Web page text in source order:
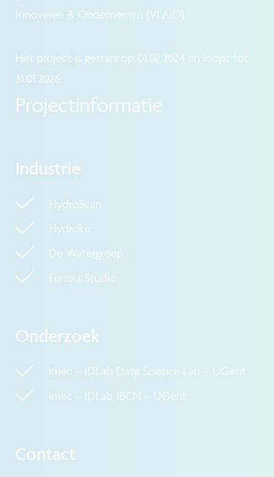
Innoveren & Ondernemen (VLAIO).
Het project is gestart op 01.02.2024 en loopt tot
31.01.2026.
Projectinformatie
Industrie
HydroScan
Hydroko
De Watergroep
Eunoia Studio
Onderzoek
imec – IDLab Data Science Lab – UGent
imec – IDLab IBCN – UGent
Contact